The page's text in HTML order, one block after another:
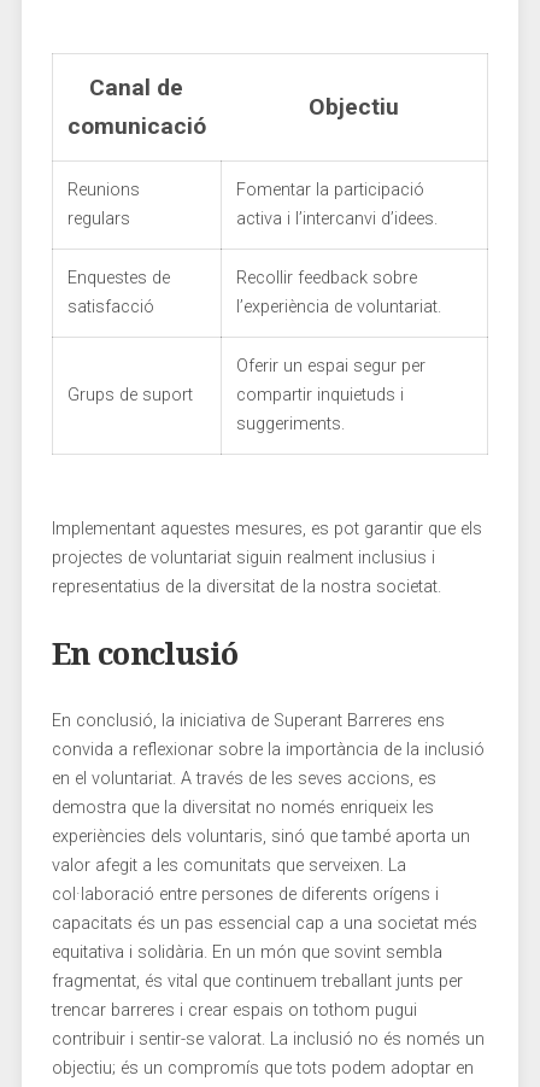
Canal de
comunicació
Objectiu
Reunions
regulars
Fomentar la participació
activa i l’intercanvi d’idees.
Enquestes de
satisfacció
Recollir​ feedback sobre
⁣l’experiència de​ voluntariat.
Grups de‌ suport
Oferir‍ un espai segur per
compartir inquietuds i
suggeriments.
Implementant aquestes mesures, es pot garantir que els
projectes de voluntariat siguin realment ‍inclusius i
representatius de la diversitat de la nostra societat.
En conclusió
En conclusió, ⁣la iniciativa de Superant Barreres ens
convida a ⁢reflexionar sobre la importància de la inclusió
⁤en el voluntariat. ⁤A través de les seves accions, ‌es ​
demostra que‌ la diversitat no ⁢només enriqueix⁤ les
experiències dels⁢ voluntaris, sinó ⁤que també aporta un‌
valor afegit⁢ a les comunitats ‌que serveixen. La⁤
col·laboració entre persones de diferents orígens i
capacitats és un⁣ pas essencial cap​ a una societat ‌més
equitativa i solidària. En un ⁢món que sovint sembla
fragmentat, és vital que continuem treballant junts per
trencar barreres ⁢i crear espais on tothom pugui
⁣contribuir i sentir-se valorat. La inclusió no és només un
objectiu; és un compromís que ⁣tots podem adoptar en